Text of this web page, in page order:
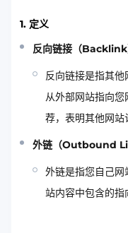
1. 定义
反向链接（Backlink
反向链接是指其
从外部网站指向
荐，表明其他网站
外链（Outbound
外链是指您自己
站内容中包含的指